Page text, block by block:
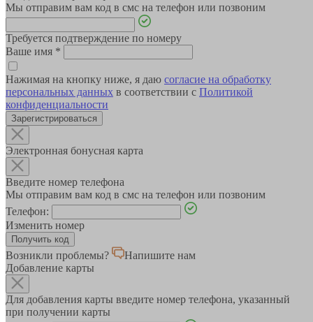
Мы отправим вам код в смс на телефон или позвоним
Требуется подтверждение по номеру
Ваше имя *
Нажимая на кнопку ниже, я даю согласие на обработку
персональных данных в соответствии с Политикой
конфиденциальности
Зарегистрироваться
Электронная бонусная карта
Введите номер телефона
Мы отправим вам код в смс на телефон или позвоним
Телефон:
Изменить номер
Возникли проблемы?
Напишите нам
Добавление карты
Для добавления карты введите номер телефона, указанный
при получении карты